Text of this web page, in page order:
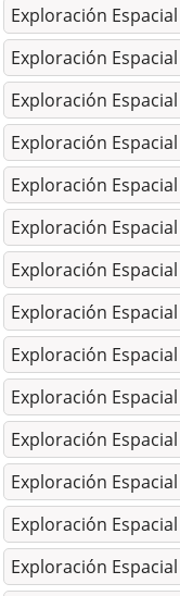
Exploración
Exploración
Exploración
Exploración
Exploración
Exploración
Exploración
Exploración
Exploración
Exploración
Exploración
Exploración
Exploración
Exploración